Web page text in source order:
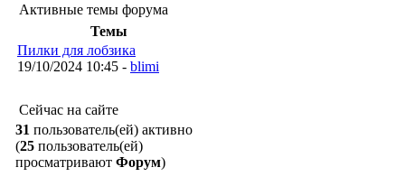
Активные темы форума
Темы
Пилки для лобзика
19/10/2024 10:45 - blimi
Сейчас на сайте
31 пользователь(ей) активно
(25 пользователь(ей)
просматривают Форум)